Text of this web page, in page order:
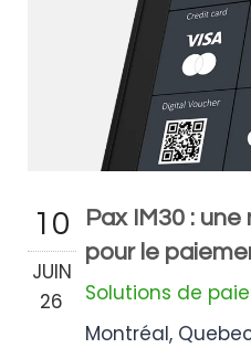
10
JUIN
26
Pax IM30 :
pour le
Solutions de
Montréal,